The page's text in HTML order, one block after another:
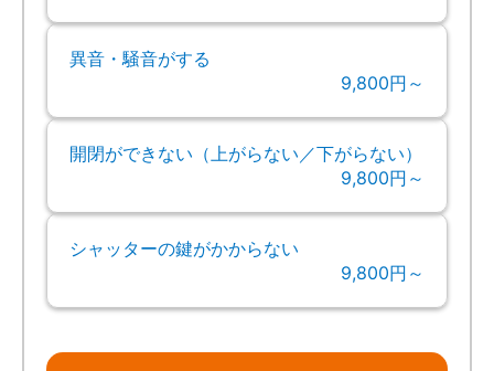
異音・騒音がする
9,800円～
開閉ができない（上がらない／下がらない）
9,800円～
シャッターの鍵がかからない
9,800円～